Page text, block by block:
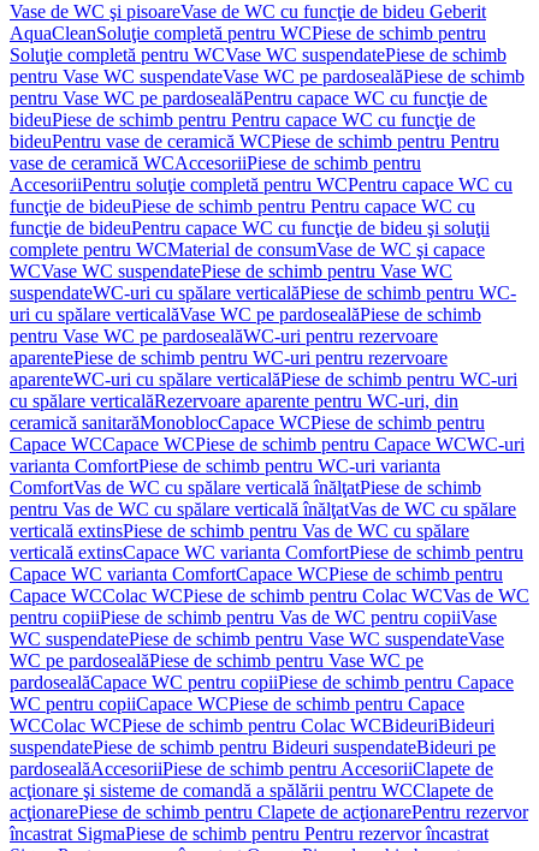
Vase de WC şi pisoareVase de WC cu funcţie de bideu Geberit
AquaCleanSoluţie completă pentru WCPiese de schimb pentru
Soluţie completă pentru WCVase WC suspendatePiese de schimb
pentru Vase WC suspendateVase WC pe pardosealăPiese de schimb
pentru Vase WC pe pardosealăPentru capace WC cu funcţie de
bideuPiese de schimb pentru Pentru capace WC cu funcţie de
bideuPentru vase de ceramică WCPiese de schimb pentru Pentru
vase de ceramică WCAccesoriiPiese de schimb pentru
AccesoriiPentru soluţie completă pentru WCPentru capace WC cu
funcţie de bideuPiese de schimb pentru Pentru capace WC cu
funcţie de bideuPentru capace WC cu funcţie de bideu şi soluţii
complete pentru WCMaterial de consumVase de WC şi capace
WCVase WC suspendatePiese de schimb pentru Vase WC
suspendateWC-uri cu spălare verticalăPiese de schimb pentru WC-
uri cu spălare verticalăVase WC pe pardosealăPiese de schimb
pentru Vase WC pe pardosealăWC-uri pentru rezervoare
aparentePiese de schimb pentru WC-uri pentru rezervoare
aparenteWC-uri cu spălare verticalăPiese de schimb pentru WC-uri
cu spălare verticalăRezervoare aparente pentru WC-uri, din
ceramică sanitarăMonoblocCapace WCPiese de schimb pentru
Capace WCCapace WCPiese de schimb pentru Capace WCWC-uri
varianta ComfortPiese de schimb pentru WC-uri varianta
ComfortVas de WC cu spălare verticală înălţatPiese de schimb
pentru Vas de WC cu spălare verticală înălţatVas de WC cu spălare
verticală extinsPiese de schimb pentru Vas de WC cu spălare
verticală extinsCapace WC varianta ComfortPiese de schimb pentru
Capace WC varianta ComfortCapace WCPiese de schimb pentru
Capace WCColac WCPiese de schimb pentru Colac WCVas de WC
pentru copiiPiese de schimb pentru Vas de WC pentru copiiVase
WC suspendatePiese de schimb pentru Vase WC suspendateVase
WC pe pardosealăPiese de schimb pentru Vase WC pe
pardosealăCapace WC pentru copiiPiese de schimb pentru Capace
WC pentru copiiCapace WCPiese de schimb pentru Capace
WCColac WCPiese de schimb pentru Colac WCBideuriBideuri
suspendatePiese de schimb pentru Bideuri suspendateBideuri pe
pardosealăAccesoriiPiese de schimb pentru AccesoriiClapete de
acţionare şi sisteme de comandă a spălării pentru WCClapete de
acţionarePiese de schimb pentru Clapete de acţionarePentru rezervor
încastrat SigmaPiese de schimb pentru Pentru rezervor încastrat